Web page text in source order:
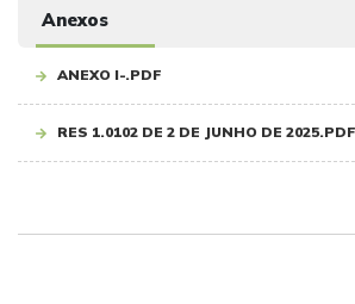
Anexos
ANEXO I-.PDF
RES 1.0102 DE 2 DE JUNHO DE 2025.PDF